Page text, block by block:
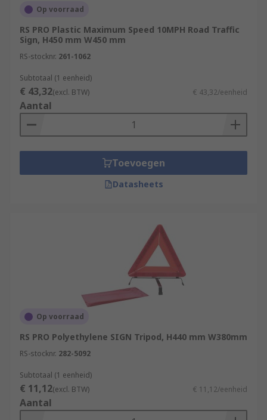
Op voorraad
RS PRO Plastic Maximum Speed 10MPH Road Traffic
Sign, H450 mm W450 mm
RS-stocknr. 261-1062
Subtotaal (1 eenheid)
€ 43,32(excl. BTW) € 43,32/eenheid
Aantal
Toevoegen
Datasheets
Op voorraad
RS PRO Polyethylene SIGN Tripod, H440 mm W380mm
RS-stocknr. 282-5092
Subtotaal (1 eenheid)
€ 11,12(excl. BTW) € 11,12/eenheid
Aantal